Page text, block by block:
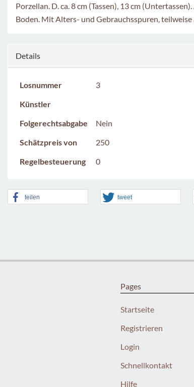
Porzellan. D. ca. 8 cm (Tassen), 13 cm
Boden. Mit Alters- und Gebrauchsspuren, teilweise
Details
Losnummer
3
Künstler
Folgerechtsabgabe
Nein
Schätzpreis von
250
Regelbesteuerung
0
teilen tweet
Pages
Startseite
Registrieren
Login
Schnellkontakt
Hilfe